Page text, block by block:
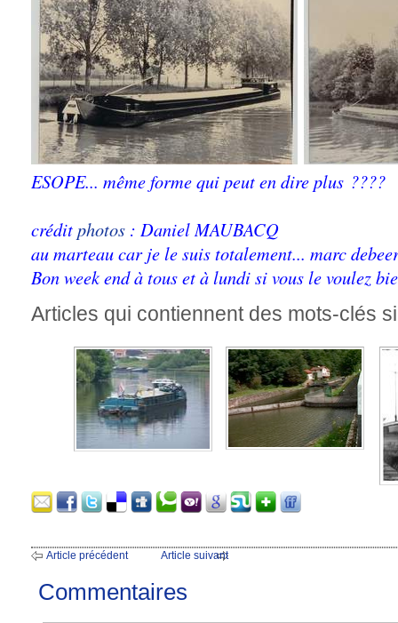
ESOPE... même forme qui peut en dire plus ????
créditphotos : Daniel MAUBACQ
au marteau car je le suis totalement... marc
Bon week end à tous et à lundi si vous le voulez
Articles qui contiennent des mots-clés
Article précédent Article suivant
Commentaires